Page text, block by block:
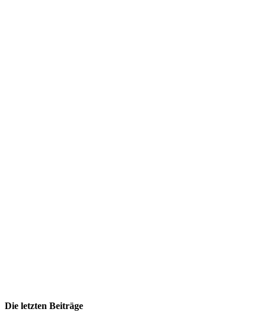
Die letzten Beiträge